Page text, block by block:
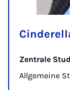
Zentrale
Allgemeine